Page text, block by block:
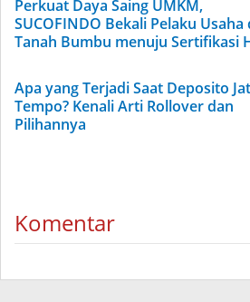
Perkuat Daya Saing UMKM,
SUCOFINDO Bekali Pelaku Usaha
Tanah Bumbu menuju Sertifikasi
Apa yang Terjadi Saat Deposito
Tempo? Kenali Arti Rollover dan
Pilihannya
Komentar